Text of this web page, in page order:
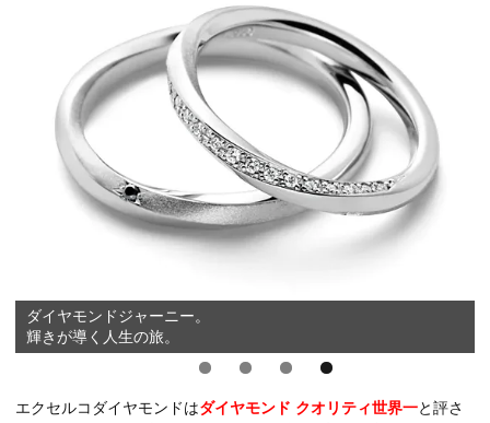
ダイヤモンドジャーニー。
輝きが導く人生の旅。
エクセルコダイヤモンドはダイヤモンド クオリティ世界一と評さ